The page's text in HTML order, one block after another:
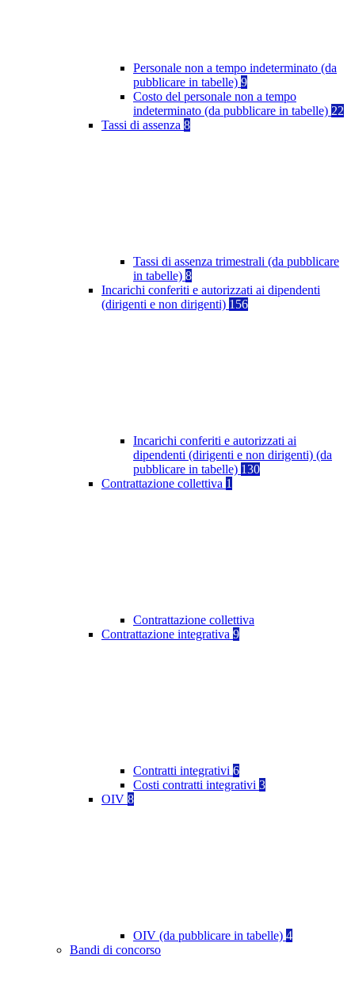
Personale non a tempo indeterminato (da
pubblicare in tabelle) 9
Costo del personale non a tempo
indeterminato (da pubblicare in tabelle) 22
Tassi di assenza 8
Tassi di assenza trimestrali (da pubblicare
in tabelle) 8
Incarichi conferiti e autorizzati ai dipendenti
(dirigenti e non dirigenti) 156
Incarichi conferiti e autorizzati ai
dipendenti (dirigenti e non dirigenti) (da
pubblicare in tabelle) 130
Contrattazione collettiva 1
Contrattazione collettiva
Contrattazione integrativa 9
Contratti integrativi 6
Costi contratti integrativi 3
OIV 8
OIV (da pubblicare in tabelle) 4
Bandi di concorso